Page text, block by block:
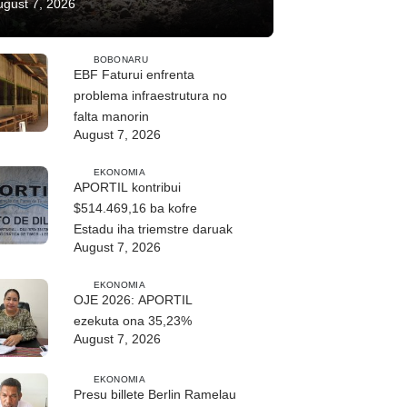
7, 2026
BOBONARU
EBF Faturui enfrenta
problema infraestrutura no
falta manorin
August 7, 2026
EKONOMIA
APORTIL kontribui
$514.469,16 ba kofre
Estadu iha triemstre daruak
August 7, 2026
EKONOMIA
OJE 2026: APORTIL
ezekuta ona 35,23%
August 7, 2026
EKONOMIA
Presu billete Berlin Ramelau